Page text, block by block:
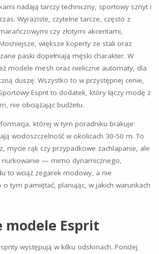
nadają tarczy techniczny, sportowy sznyt i
Wyraziste, czytelne tarcze, często z
czy złotymi akcentami,
większe koperty ze stali oraz
paski dopełniają męski charakter. W
modele mesh oraz nieliczne automaty, dla
duszę. Wszystko to w przystępnej cenie,
Esprit to dodatek, który łączy modę z
nie obciążając budżetu.
której w tym poradniku brakuje:
wodoszczelność w okolicach 30-50 m. To
mycie rąk czy przypadkowe zachlapanie, ale
nurkowanie — mimo dynamicznego,
to wciąż zegarek modowy, a nie
o tym pamiętać, planując, w jakich warunkach
modele Esprit
występują w kilku odsłonach. Poniżej